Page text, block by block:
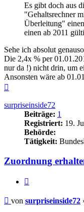
Es gibt doch aus
"Gehaltsrechner
Überleitung"
einen ab 2011
Sehe ich absolut
Die 2,4x % per
nur da !) nicht drin, um
Ansonsten wäre ab
surpriseinside72
Beiträge: 1
Registriert: 19.
Behörde:
Tätigkeit:
Zuordnung
Beitrag
von surpriseinside72